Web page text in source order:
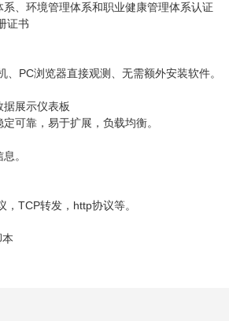
、环境管理体系和职业健康管理体系认证
证书
、PC浏览器直接观测、无需额外安装软件。
据展示仪表板
可靠，易于扩展，负载均衡。
息。
，TCP转发，http协议等。